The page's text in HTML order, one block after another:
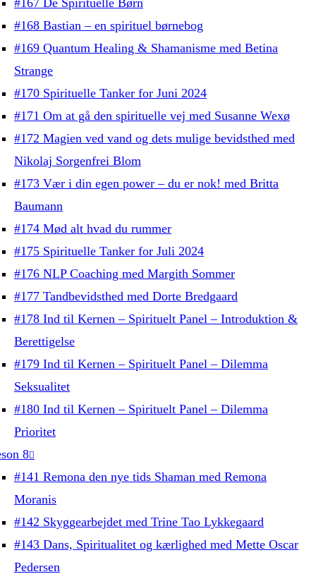
#167 De Spirituelle Børn
#168 Bastian – en spirituel børnebog
#169 Quantum Healing & Shamanisme med Betina
Strange
#170 Spirituelle Tanker for Juni 2024
#171 Om at gå den spirituelle vej med Susanne Wexø
#172 Magien ved vand og dets mulige bevidsthed med
Nikolaj Sorgenfrei Blom
#173 Vær i din egen power – du er nok! med Britta
Baumann
#174 Mød alt hvad du rummer
#175 Spirituelle Tanker for Juli 2024
#176 NLP Coaching med Margith Sommer
#177 Tandbevidsthed med Dorte Bredgaard
#178 Ind til Kernen – Spirituelt Panel – Introduktion &
Berettigelse
#179 Ind til Kernen – Spirituelt Panel – Dilemma
Seksualitet
#180 Ind til Kernen – Spirituelt Panel – Dilemma
Prioritet
8
#141 Remona den nye tids Shaman med Remona
Moranis
#142 Skyggearbejdet med Trine Tao Lykkegaard
#143 Dans, Spiritualitet og kærlighed med Mette Oscar
Pedersen